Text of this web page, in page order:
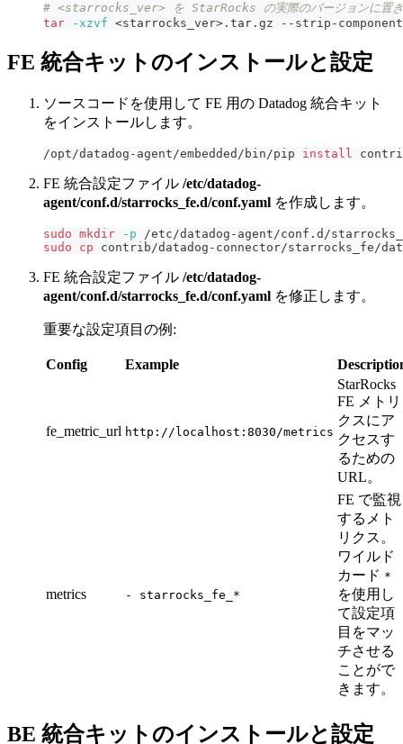
# <starrocks_ver> を StarRocks の実際のバージョンに置
tar
-xzvf <starrocks_ver> .tar.gz --strip-
FE 統合キットのインストールと設定
ソースコードを使用して FE 用の Datadog 統合キット
をインストールします。
/opt/datadog-agent/embedded/bin/pip install
FE 統合設定ファイル /etc/datadog-
agent/conf.d/starrocks_fe.d/conf.yaml を作成します。
sudo mkdir -p /etc/datadog-agent/conf.d/
sudo
cp contrib/datadog-connector/starrocks_fe/
FE 統合設定ファイル /etc/datadog-
agent/conf.d/starrocks_fe.d/conf.yaml を修正します。
重要な設定項目の例:
Config Example
fe_metric_url http://localhost:8030/metrics
StarRocks
FE メトリ
クスにア
クセスす
るための
URL。
metrics - starrocks_fe_*
FE で監視
するメト
リクス。
ワイルド
カード *
を使用し
て設定項
目をマッ
チさせる
ことがで
きます。
BE 統合キットのインストールと設定